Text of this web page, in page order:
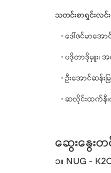
သတင်းစာရှင်းလင်း
• ဒေါ်ဇင်မာအေ
• ပဒိုတာဒိုမှူး၊
• ဦးအောင်ဆန်း
• ဆလိုင်းထက်နီ၊
ဆွေးနွေး
၁။ NUG -